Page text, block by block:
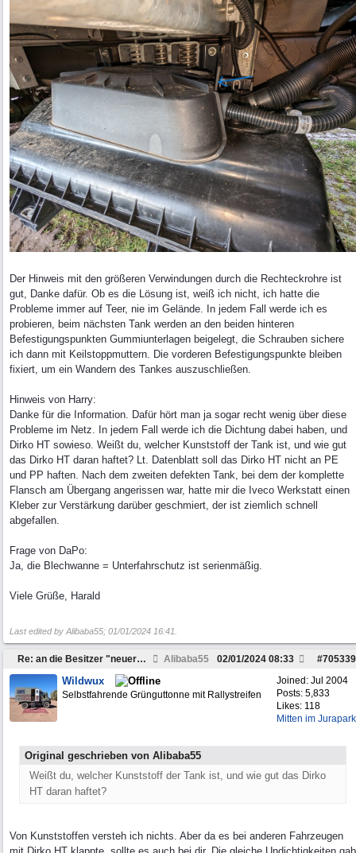
Der Hinweis mit den größeren Verwindungen durch die Rechteckrohre ist
gut, Danke dafür. Ob es die Lösung ist, weiß ich nicht, ich hatte die
Probleme immer auf Teer, nie im Gelände. In jedem Fall werde ich es
probieren, beim nächsten Tank werden an den beiden hinteren
Befestigungspunkten Gummiunterlagen beigelegt, die Schrauben sichere
ich dann mit Keilstoppmuttern. Die vorderen Befestigungspunkte bleiben
fixiert, um ein Wandern des Tankes auszuschließen.
Hinweis von Harry:
Danke für die Information. Dafür hört man ja sogar recht wenig über diese
Probleme im Netz. In jedem Fall werde ich die Dichtung dabei haben, und
Dirko HT sowieso. Weißt du, welcher Kunststoff der Tank ist, und wie gut
das Dirko HT daran haftet? Lt. Datenblatt soll das Dirko HT nicht an PE
und PP haften. Nach dem zweiten defekten Tank, bei dem der komplette
Flansch am Übergang angerissen war, hatte mir die Iveco Werkstatt einen
Kleber zur Verstärkung darüber geschmiert, der ist ziemlich schnell
abgefallen.
Frage von DaPo:
Ja, die Blechwanne = Unterfahrschutz ist serienmäßig.
Viele Grüße, Harald
Last edited by Alibaba55; 01/01/2024 16:41
Re: an die Besitzer "neuer" Daily`s ab 2007 ........ Alibaba55 #705339
02/01/2024 08:33
Joined: Jul 2004
Posts: 5,833
Likes: 118
Mitten im Jurapark
Wildwux
Selbstfahrende Grünguttonne mit Rallystreifen
Original geschrieben von Alibaba55
Weißt du, welcher Kunststoff der Tank ist, und wie gut das Dirko
HT daran haftet?
Von Kunststoffen versteh ich nichts. Aber da es bei anderen Fahrzeugen